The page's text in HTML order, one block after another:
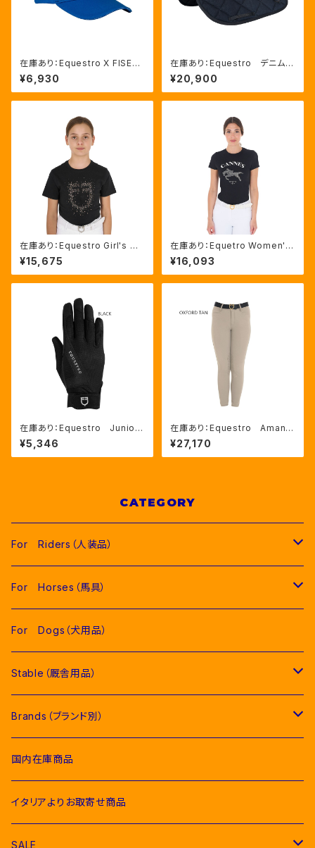
在庫あり：Equestro X FISE
ベースボールキャップ 3色（LF
ETU03003）
¥6,930
在庫あり：Equestro デニム
障害用ゼッケン 2色（ETH09
084）
¥20,900
在庫あり：Equestro Girl's グ
リッターロゴTシャツ（ETKA00
123）
¥15,675
在庫あり：Equetro Women's
カンヌ ラインストーンTシャツ
（ETW00245）
¥16,093
在庫あり：Equestro Junior
ユニセックス グローブ2色
（ETK00003）
¥5,346
在庫あり：Equestro Amani
Kids' unisex スリムフィッ
ト キュロット（ETK00002）
¥27,170
CATEGORY
For Riders（人装品）
Men（男性用衣類）
Competition Jackets（競技用ジャケット）
Competition Shirts（競技用シャツ）
Women（女性用衣類）
Competition Jackets（競技用ジャケット）
Competition Shirts（競技用シャツ）
Young Riders（ジュニア用衣類）
Competition Jackets（競技用ジャケット）
Competition Shirts（競技用シャツ）
Socks & Ties（ソックス、ネクタイ類）
Socks（ソックス）
Ties（ネクタイ類）
Raincoats（レインコート）
Body Protector（ボディプロテクター）
Belts（ベルト）
For Horses（馬具）
Pads（ゼッケン、パッド類）
Jumping Pads（障害馬術用ゼッケン）
Dressage Pads（馬場馬術用ゼッケン）
Fly Veils（イヤーネット類）
Bridles＆ Accesories （頭絡、手綱）
Bit（ハミ）
Halter & Lead rope（無口、曳き手）
Rugs & Neck Cover（馬着）
For Dogs（犬用品）
Stable（厩舎用品）
COMPETITION EQUIPMENT(競技会用品）
Stable Curtains（厩舎かけ）
Bags（バッグ類）
Horse Care（お手入れ用品）
Combs and Brushes（ブラシ）
Brands（ブランド別）
Acavallo（アカバロ）
EGO７（エゴセブン）
EQUICOMFORT(エクイコンフォート）
国内在庫商品
イタリアよりお取寄せ商品
SALE